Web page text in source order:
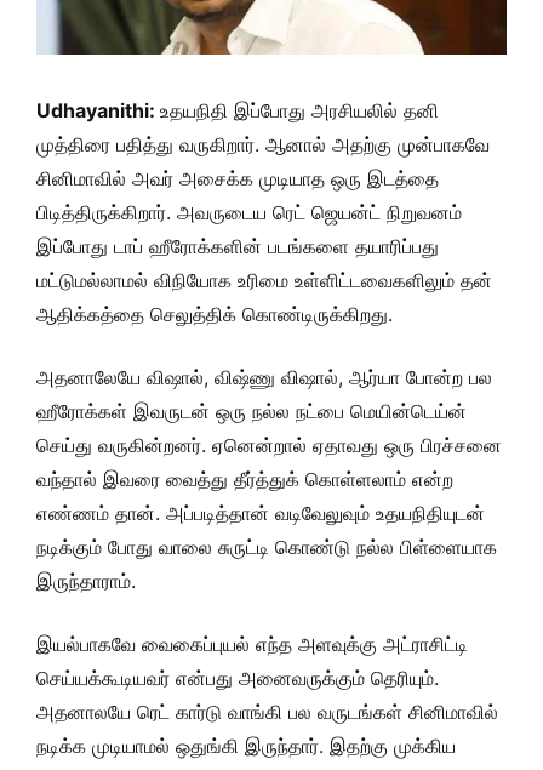
Udhayanithi: உதயநிதி இப்போது அரசியலில் தனி
முத்திரை பதித்து வருகிறார். ஆனால் அதற்கு முன்பாகவே
சினிமாவில் அவர் அசைக்க முடியாத ஒரு இடத்தை
பிடித்திருக்கிறார். அவருடைய ரெட் ஜெயன்ட் நிறுவனம்
இப்போது டாப் ஹீரோக்களின் படங்களை தயாரிப்பது
மட்டுமல்லாமல் விநியோக உரிமை உள்ளிட்டவைகளிலும் தன்
ஆதிக்கத்தை செலுத்திக் கொண்டிருக்கிறது.
அதனாலேயே விஷால், விஷ்ணு விஷால், ஆர்யா போன்ற பல
ஹீரோக்கள் இவருடன் ஒரு நல்ல நட்பை மெயின்டெய்ன்
செய்து வருகின்றனர். ஏனென்றால் ஏதாவது ஒரு பிரச்சனை
வந்தால் இவரை வைத்து தீர்த்துக் கொள்ளலாம் என்ற
எண்ணம் தான். அப்படித்தான் வடிவேலுவும் உதயநிதியுடன்
நடிக்கும் போது வாலை சுருட்டி கொண்டு நல்ல பிள்ளையாக
இருந்தாராம்.
இயல்பாகவே வைகைப்புயல் எந்த அளவுக்கு அட்ராசிட்டி
செய்யக்கூடியவர் என்பது அனைவருக்கும் தெரியும்.
அதனாலயே ரெட் கார்டு வாங்கி பல வருடங்கள் சினிமாவில்
நடிக்க முடியாமல் ஒதுங்கி இருந்தார். இதற்கு முக்கிய